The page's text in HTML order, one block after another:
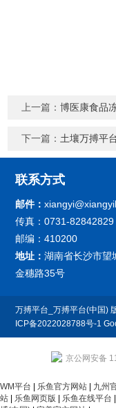
上一篇：博医康食品
下一篇： 土壤万搏平
联系方式
邮件：
传真：0731-82842829
邮编：410200
地址：湖南省长沙市望
金穗路35号
万搏平台_万搏平台(中国)
ICP备2022028788号-1
京公网安备
WM平台 乐鱼官方网站 九州
站
乐鱼网页版 乐鱼在线平台